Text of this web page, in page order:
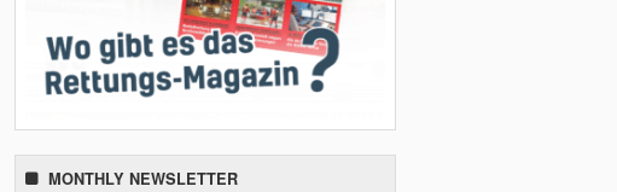
MONTHLY NEWSLETTER